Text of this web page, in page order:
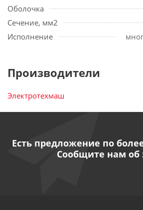
Оболочка
Сечение, мм2
Исполнение
Производители
Электротехмаш
Есть предложение по
Сообщите нам об